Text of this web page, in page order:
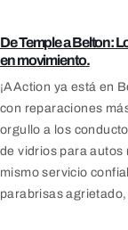
De Temple a Belton:
en movimiento.
¡AAction ya está en
con reparaciones
orgullo a los
de vidrios para autos
mismo servicio
parabrisas